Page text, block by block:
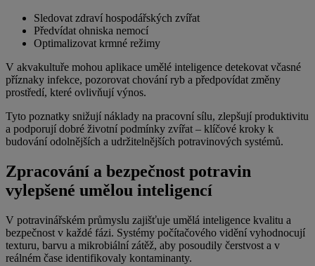
Sledovat zdraví hospodářských zvířat
Předvídat ohniska nemocí
Optimalizovat krmné režimy
V akvakultuře mohou aplikace umělé inteligence detekovat včasné
příznaky infekce, pozorovat chování ryb a předpovídat změny
prostředí, které ovlivňují výnos.
Tyto poznatky snižují náklady na pracovní sílu, zlepšují produktivitu
a podporují dobré životní podmínky zvířat – klíčové kroky k
budování odolnějších a udržitelnějších potravinových systémů.
Zpracování a bezpečnost potravin
vylepšené umělou inteligencí
V potravinářském průmyslu zajišťuje umělá inteligence kvalitu a
bezpečnost v každé fázi. Systémy počítačového vidění vyhodnocují
texturu, barvu a mikrobiální zátěž, aby posoudily čerstvost a v
reálném čase identifikovaly kontaminanty.